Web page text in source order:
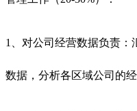
1、对公司经营数据负责
数据，分析各区域公司的